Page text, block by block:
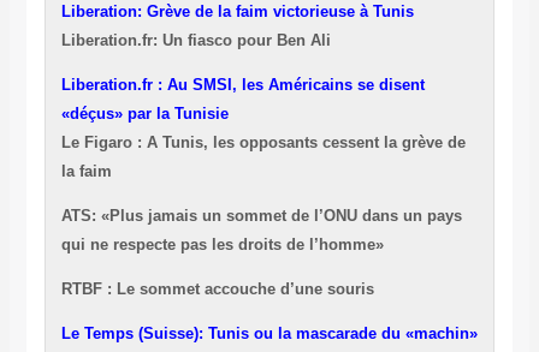
Liberation: Grève de la faim victorieuse à Tunis
Liberation.fr: Un fiasco pour Ben Ali
Liberation.fr : Au SMSI, les Américains se disent
«déçus» par la Tunisie
Le Figaro : A Tunis, les opposants cessent la grève de
la faim
ATS: «Plus jamais un sommet de l’ONU dans un pays
qui ne respecte pas les droits de l’homme»
RTBF : Le sommet accouche d’une souris
Le Temps (Suisse): Tunis ou la mascarade du «machin»